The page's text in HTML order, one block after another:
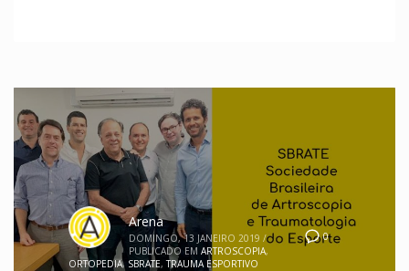
0
Arena
DOMINGO, 13 JANEIRO 2019 /
PUBLICADO EM ARTROSCOPIA,
ORTOPEDIA, SBRATE,TRAUMA ESPORTIVO